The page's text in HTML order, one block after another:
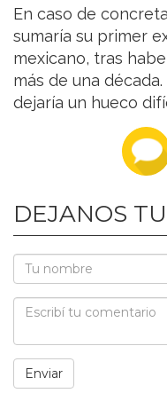
En caso de
sumaría su primer
mexicano, tras
más de una
dejaría un hueco
DEJANOS